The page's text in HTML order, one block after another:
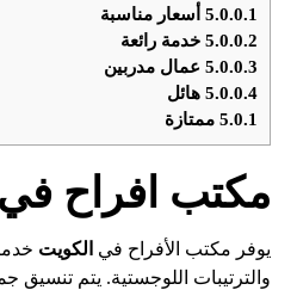
5.0.0.1 أسعار مناسبة
5.0.0.2 خدمة رائعة
5.0.0.3 عمال مدربين
5.0.0.4 هائل
5.0.1 ممتازة
مكتب افراح
يوفر مكتب الأفراح في الكويت
والترتيبات اللوجستية. يتم تنسيق